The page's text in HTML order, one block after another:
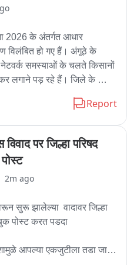
पुलिस के सोशल मीडिया
किया कि जिले में इस तरह
2026 के अंतर्गत आधार
विलंबित हो गए हैं। अंगूठे के
नेटवर्क समस्याओं के चलते किसानों
लगाने पड़ रहे हैं। जिले के
का अभी तक पूरा होना बाकी है।
Report
पर जिल्हा परिषद
2m ago
सुरू झालेल्या  वादावर जिल्हा
पोस्ट करत पडदा
आपल्या एकजुटीला तडा जावा